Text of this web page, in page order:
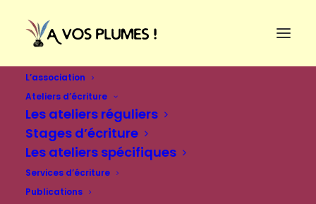
L’association
Ateliers d’écriture
Les ateliers réguliers
Stages d’écriture
Les ateliers spécifiques
Services d’écriture
Publications